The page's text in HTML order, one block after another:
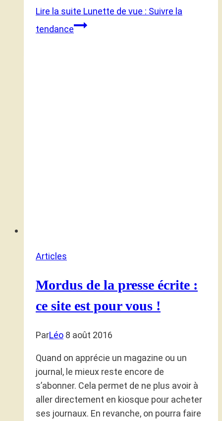
Lire la suite Lunette de vue : Suivre la
tendance
Articles
Mordus de la presse écrite :
ce site est pour vous !
ParLéo 8 août 2016
Quand on apprécie un magazine ou un
journal, le mieux reste encore de
s’abonner. Cela permet de ne plus avoir à
aller directement en kiosque pour acheter
ses journaux. En revanche, on pourra faire